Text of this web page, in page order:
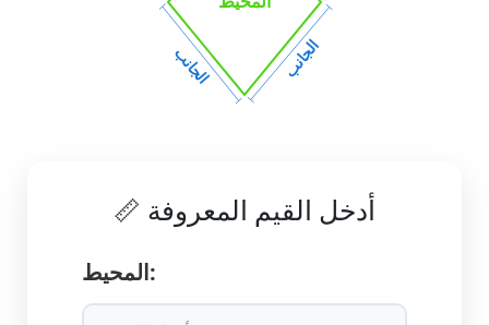
📏 أدخل القيم المعروفة
المحيط:
الجانب الجانب